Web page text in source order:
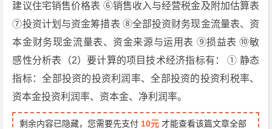
建议住宅销售价格表 ⑥销售收入与经营税金及附加估算表
⑦投资计划与资金筹措表 ⑧全部投资财务现金流量表、资
本金财务现金流量表、资金来源与运用表 ⑨损益表 ⑩敏
感性分析表（2）要计算的项目技术经济指标有： ① 静态
指标：全部投资的投资利润率、全部投资的投资利税率、
资本金投资利润率、资本金、净利润率。
剩余内容已隐藏，您需要先支付 10元 才能查看该篇文章全部